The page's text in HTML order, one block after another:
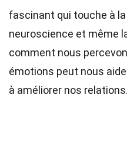
fascinant qui touche à la
neuroscience et même
comment nous
émotions peut nous
à améliorer nos relations.